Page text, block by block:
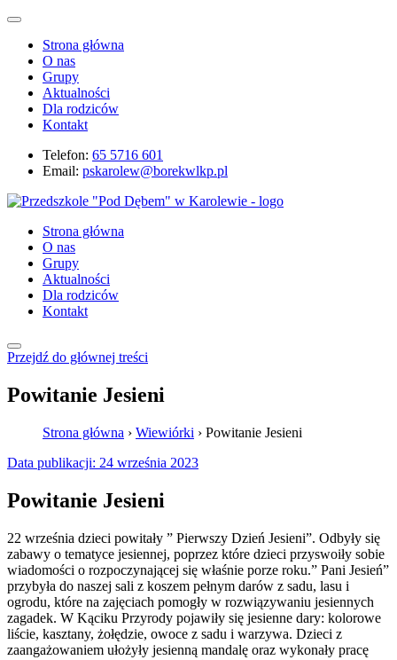
Strona główna
O nas
Grupy
Aktualności
Dla rodziców
Kontakt
Telefon: 65 5716 601
Email: pskarolew@borekwlkp.pl
Strona główna
O nas
Grupy
Aktualności
Dla rodziców
Kontakt
Przejdź do głównej treści
Powitanie Jesieni
Strona główna › Wiewiórki › Powitanie Jesieni
Data publikacji: 24 września 2023
Powitanie Jesieni
22 września dzieci powitały ” Pierwszy Dzień Jesieni”. Odbyły się
zabawy o tematyce jesiennej, poprzez które dzieci przyswoiły sobie
wiadomości o rozpoczynającej się właśnie porze roku.” Pani Jesień”
przybyła do naszej sali z koszem pełnym darów z sadu, lasu i
ogrodu, które na zajęciach pomogły w rozwiązywaniu jesiennych
zagadek. W Kąciku Przyrody pojawiły się jesienne dary: kolorowe
liście, kasztany, żołędzie, owoce z sadu i warzywa. Dzieci z
zaangażowaniem ułożyły jesienną mandalę oraz wykonały pracę